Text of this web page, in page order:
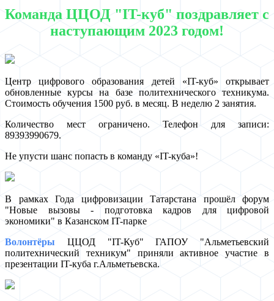
Команда ЦЦОД "IT-куб" поздравляет с
наступающим 2023 годом!
Центр цифрового образования детей «IT-куб» открывает
обновленные курсы на базе политехнического техникума.
Стоимость обучения 1500 руб. в месяц. В неделю 2 занятия.
Количество мест ограничено. Телефон для записи:
89393990679.
Не упусти шанс попасть в команду «IT-куба»!
В рамках Года цифровизации Татарстана прошёл форум
"Новые вызовы - подготовка кадров для цифровой
экономики" в Казанском IT-парке
Волонтёры ЦЦОД "IT-Куб" ГАПОУ "Альметьевский
политехнический техникум" приняли активное участие в
презентации IT-куба г.Альметьевска.